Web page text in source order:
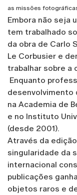
as missões
Embora não seja
tem trabalhado
da obra de Carlo
Le Corbusier e
trabalhar sobre a
Enquanto
desenvolvimento
na Academia de
e no Instituto
(desde 2001).
Através da
singularidade da
internacional
publicações
objetos raros e